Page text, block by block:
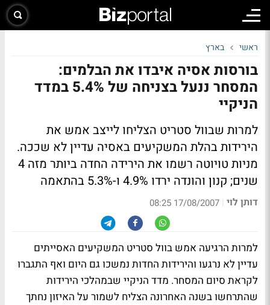
ראשי בארץ
בורסות אסיה איבדו את הבלמים:
המסחר ננעל בצניחה של 5.4% במדד
הניקיי
למרות שבוול סטריט הצליחו לייצב אמש את
הירידות בהלת המשקיעים באסיה עדיין לא שככה.
מניות טויוטה רשמו את הירידה החדה ביותר מזה 4
שנים; קנון והונדה ירדו 4.9% ו-5.3% בהתאמה
דותן לוי |
17/08/2007 08:25
למרות הרגיעה אמש בוול סטריט המשקיעים האסייתים
עדיין לא נרגעו והירידות החדות נמשכו גם היום ואף התגברו
לקראת סיום המסחר. מדד הניקיי שבמהלכי הירידות
שהתרחשו בשנה האחרונה הצליח לשמור על האיזון נחתך